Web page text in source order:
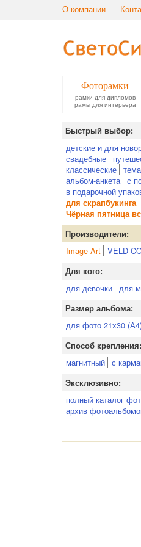
О компании
Фоторамки
рамки для дипломов
рамы для интерьера
Быстрый выбор:
детские и для
свадебные
классические
альбом-анкета с
в подарочной
для скрапбукинга
Чёрная пятница
Производители:
Image Art VELD
Для кого:
для девочки для
Размер альбома:
для фото 21х30
Способ крепления:
магнитный с
Эксклюзивно:
полный каталог
архив